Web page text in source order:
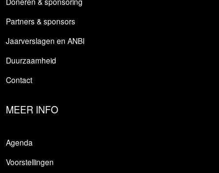
Partners & sponsors
Jaarverslagen en ANBI
Duurzaamheid
Contact
MEER INFO
Agenda
Voorstellingen